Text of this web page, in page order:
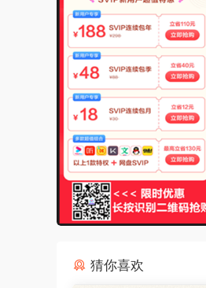
猜你喜欢